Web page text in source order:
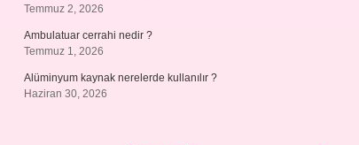
Temmuz 2, 2026
Ambulatuar cerrahi nedir ?
Temmuz 1, 2026
Alüminyum kaynak nerelerde kullanılır ?
Haziran 30, 2026